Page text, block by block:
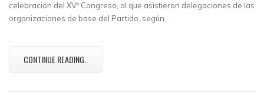
celebración del XVº Congreso, al que asistieron delegaciones de las
organizaciones de base del Partido, según…
CONTINUE READING..